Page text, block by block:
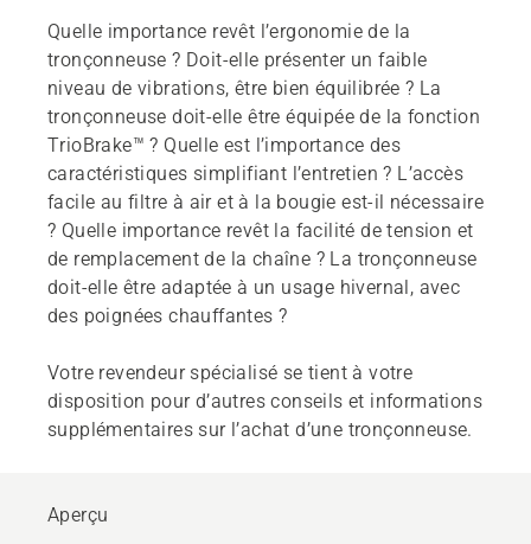
Quelle importance revêt l’ergonomie de la
tronçonneuse ? Doit-elle présenter un faible
niveau de vibrations, être bien équilibrée ? La
tronçonneuse doit-elle être équipée de la fonction
TrioBrake™ ? Quelle est l’importance des
caractéristiques simplifiant l’entretien ? L’accès
facile au filtre à air et à la bougie est-il nécessaire
? Quelle importance revêt la facilité de tension et
de remplacement de la chaîne ? La tronçonneuse
doit-elle être adaptée à un usage hivernal, avec
des poignées chauffantes ?
Votre revendeur spécialisé se tient à votre
disposition pour d’autres conseils et informations
supplémentaires sur l’achat d’une tronçonneuse.
Aperçu